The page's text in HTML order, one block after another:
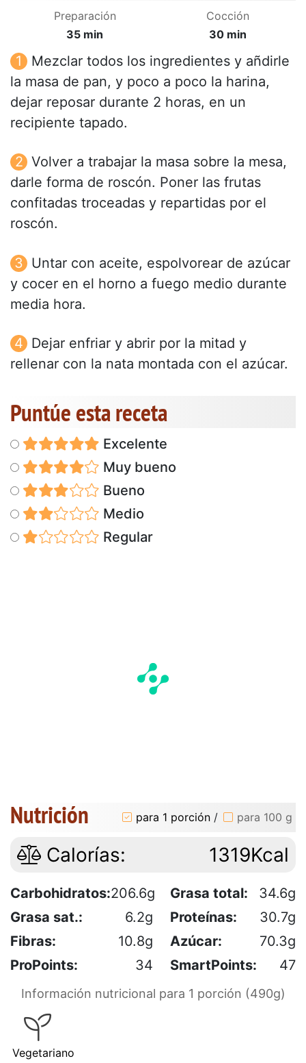
Preparación
35 min
Cocción
30 min
Mezclar todos los ingredientes y añdirle
la masa de pan, y poco a poco la harina,
dejar reposar durante 2 horas, en un
recipiente tapado.
Volver a trabajar la masa sobre la mesa,
darle forma de roscón. Poner las frutas
confitadas troceadas y repartidas por el
roscón.
Untar con aceite, espolvorear de azúcar
y cocer en el horno a fuego medio durante
media hora.
Dejar enfriar y abrir por la mitad y
rellenar con la nata montada con el azúcar.
Puntúe esta receta
Excelente
Muy bueno
Bueno
Medio
Regular
Nutrición para 1 porción / para 100 g
Calorías: 1319Kcal
Carbohidratos:206.6g Grasa total:
34.6g
Grasa sat.:
6.2g Proteínas:
30.7g
Fibras:
10.8g Azúcar:
70.3g
ProPoints:
34 SmartPoints: 47
Información nutricional para 1 porción (490g)
Vegetariano